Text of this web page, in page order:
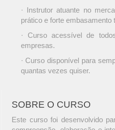
· Instrutor atuante no
prático e forte embasamento
· Curso acessível de
empresas.
· Curso disponível para
quantas vezes quiser.
SOBRE O CURSO
Este curso foi desenvolvido